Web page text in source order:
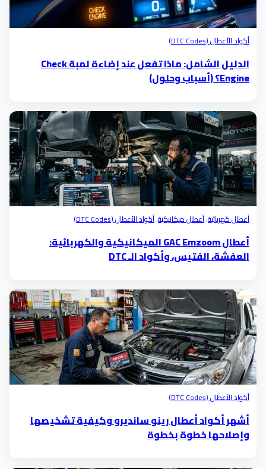
أكواد الأعطال (DTC Codes)
الدليل الشامل: ماذا تفعل عند إضاءة لمبة Check
Engine؟ (أسباب وحلول)
أعطال كهربائية،أعطال ميكانيكية،أكواد الأعطال (DTC Codes)
أعطال GAC Emzoom الميكانيكية والكهربائية:
العفشة، الفتيس، وأكواد الـ DTC
أكواد الأعطال (DTC Codes)
أشهر أكواد أعطال رينو سانديرو وكيفية تشخيصها
وإصلاحها خطوة بخطوة